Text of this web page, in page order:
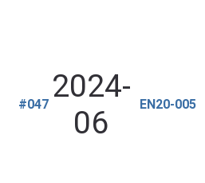
#047 2024-
06
EN20-005